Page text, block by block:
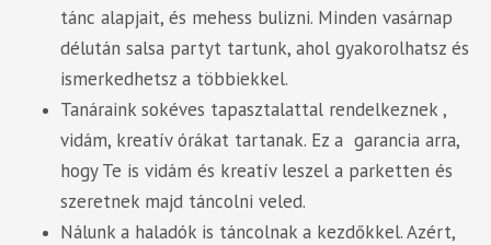
tánc alapjait, és mehess bulizni. Minden vasárnap
délután salsa partyt tartunk, ahol gyakorolhatsz és
ismerkedhetsz a többiekkel.
Tanáraink sokéves tapasztalattal rendelkeznek ,
vidám, kreatív órákat tartanak. Ez a garancia arra,
hogy Te is vidám és kreatív leszel a parketten és
szeretnek majd táncolni veled.
Nálunk a haladók is táncolnak a kezdőkkel. Azért,